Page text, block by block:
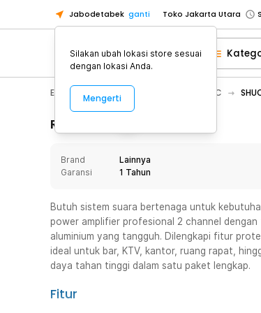
Jabodetabek ganti Toko Jakarta Utara
Toko Tangerang
Toko Cikupa
Pick n Go Jakarta Barat
Pick n Go Bekasi
Toko Tangerang
Toko Cikupa
Pick n Go Jakarta Barat
Pick n Go Bekasi
Electronic Audio Amplifier & DAC
Rincian Produk
Brand
Lainnya
Garansi
1 Tahun
Butuh sistem suara bertenaga untuk
power amplifier profesional 2 channel
aluminium yang tangguh. Dilengkapi fitur
ideal untuk bar, KTV, kantor, ruang rapat,
daya tahan tinggi dalam satu paket lengkap.
Fitur
Silakan ubah lokasi store sesuai
dengan lokasi Anda.
Mengerti